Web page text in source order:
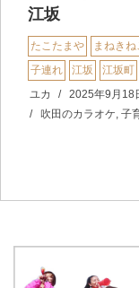
江坂
たこたまや まねきね
子連れ
江坂 江坂町
ユカ
2025年9月18
吹田のカラオケ 子